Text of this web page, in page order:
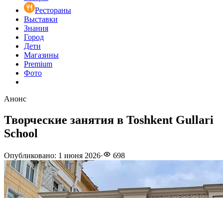
Рестораны
Выставки
Знания
Город
Дети
Магазины
Premium
Фото
Анонс
Творческие занятия в Toshkent Gullari
School
Опубликовано: 1 июня 2026· 698